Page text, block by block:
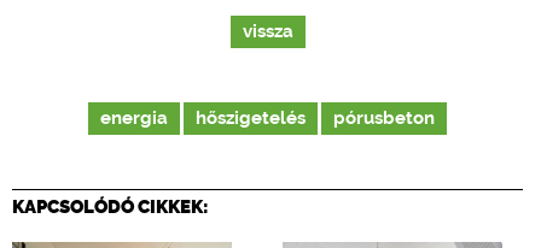
vissza
energia hőszigetelés pórusbeton
KAPCSOLÓDÓ CIKKEK: